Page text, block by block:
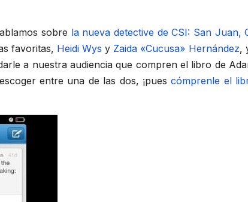
sobre la nueva detective de CSI: San Juan,
favoritas, Heidi Wys y Zaida «Cucusa» Hernández,
a nuestra audiencia que compren el libro de
entre una de las dos, ¡puescómprenle el